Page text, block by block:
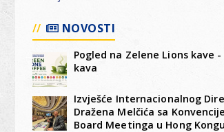
NOVOSTI
Pogled na Zelene Lions kave
kava
Izvješće Internacionalnog
Dražena Melčića sa
Board Meetinga u Hong Kongu